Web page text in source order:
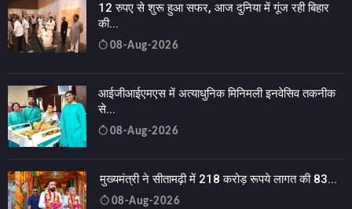
12 रुपए से शुरू हुआ सफर, आज दुनिया में गूंज रही बिहार
की...
08-Aug-2026
आईजीआईएमएस में अत्याधुनिक मिनिमली इनवेसिव तकनीक
से...
08-Aug-2026
मुख्यमंत्री ने सीतामढ़ी में 218 करोड़ रूपये लागत की 83...
08-Aug-2026